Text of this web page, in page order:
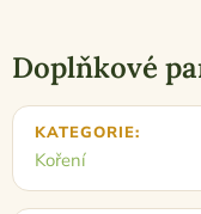
Doplňkové
KATEGORIE:
Koření